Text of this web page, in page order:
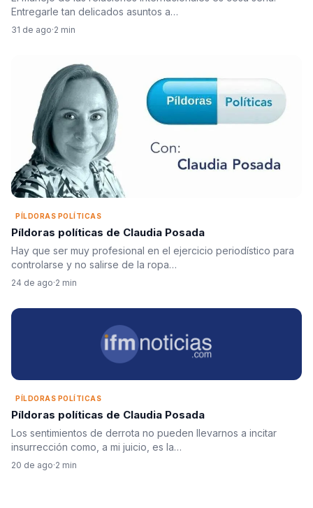
Entregarle tan delicados asuntos a…
31 de ago·2 min
PÍLDORAS POLÍTICAS
Píldoras políticas de Claudia Posada
Hay que ser muy profesional en el ejercicio periodístico para
controlarse y no salirse de la ropa…
24 de ago·2 min
PÍLDORAS POLÍTICAS
Píldoras políticas de Claudia Posada
Los sentimientos de derrota no pueden llevarnos a incitar
insurrección como, a mi juicio, es la…
20 de ago·2 min